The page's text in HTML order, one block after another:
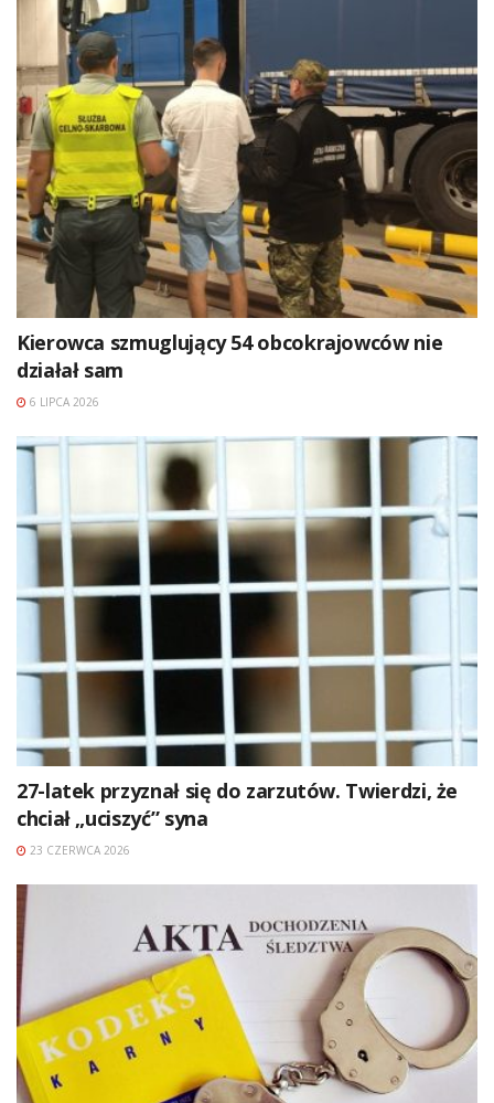
Kierowca szmuglujący 54 obcokrajowców nie
działał sam
6 LIPCA 2026
27-latek przyznał się do zarzutów. Twierdzi, że
chciał „uciszyć” syna
23 CZERWCA 2026